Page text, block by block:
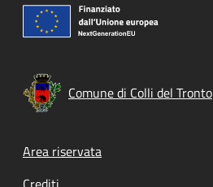
Comune di Colli del Tronto
Footer menu
Area riservata